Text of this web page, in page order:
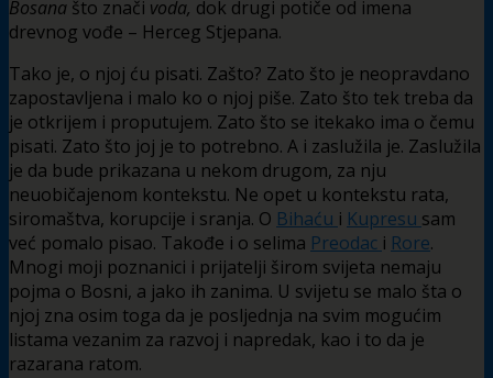
Bosana što znači voda, dok drugi potiče od imena
drevnog vođe – Herceg Stjepana.
Tako je, o njoj ću pisati. Zašto? Zato što je neopravdano
zapostavljena i malo ko o njoj piše. Zato što tek treba da
je otkrijem i proputujem. Zato što se itekako ima o čemu
pisati. Zato što joj je to potrebno. A i zaslužila je. Zaslužila
je da bude prikazana u nekom drugom, za nju
neuobičajenom kontekstu. Ne opet u kontekstu rata,
siromaštva, korupcije i sranja. O Bihaću i Kupresu sam
već pomalo pisao. Takođe i o selima Preodac i Rore.
Mnogi moji poznanici i prijatelji širom svijeta nemaju
pojma o Bosni, a jako ih zanima. U svijetu se malo šta o
njoj zna osim toga da je posljednja na svim mogućim
listama vezanim za razvoj i napredak, kao i to da je
razarana ratom.